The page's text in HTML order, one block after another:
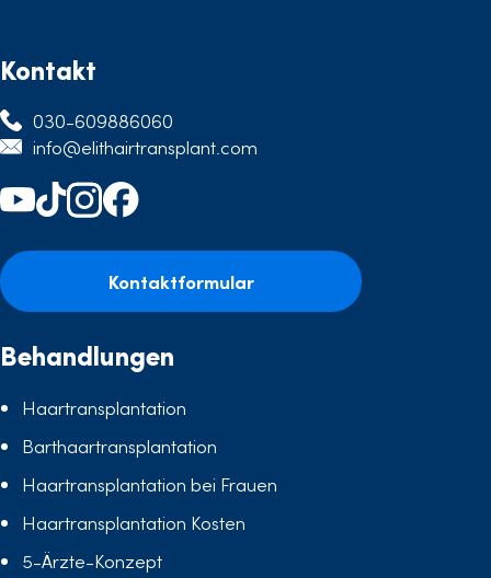
Kontakt
030-609886060
info@elithairtransplant.com
Kontaktformular
Behandlungen
Haartransplantation
Barthaartransplantation
Haartransplantation bei Frauen
Haartransplantation Kosten
5-Ärzte-Konzept